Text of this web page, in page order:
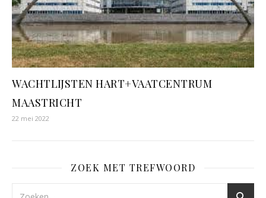
WACHTLIJSTEN HART+VAATCENTRUM
MAASTRICHT
22 mei 2022
ZOEK MET TREFWOORD